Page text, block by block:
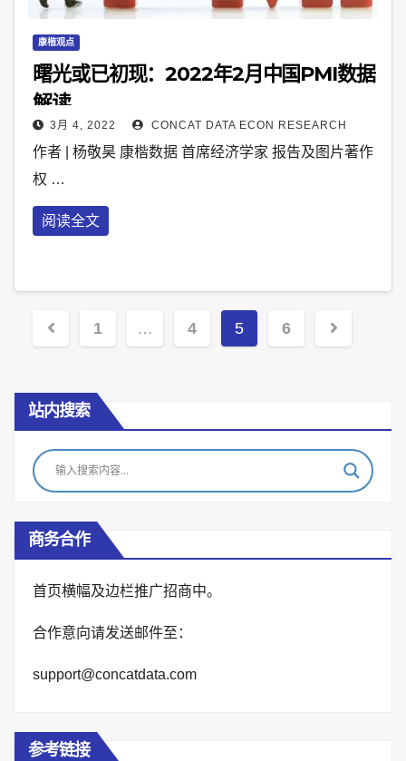
康楷观点
曙光或已初现：2022年2月中国PMI数据
解读
3月 4, 2022 CONCAT DATA ECON RESEARCH
作者 | 杨敬昊 康楷数据 首席经济学家 报告及图片著作
权 …
阅读全文
Posts
pagination
1 … 4 5 6
站内搜索
商务合作
首页横幅及边栏推广招商中。
合作意向请发送邮件至：
support@concatdata.com
参考链接